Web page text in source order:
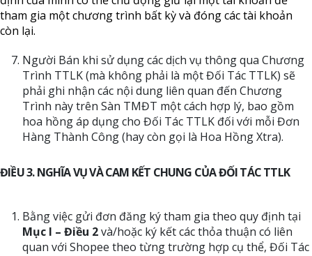
tham gia một chương trình bất kỳ và đóng các tài khoản
còn lại.
Người Bán khi sử dụng các dịch vụ thông qua Chương
Trình TTLK (mà không phải là một Đối Tác TTLK) sẽ
phải ghi nhận các nội dung liên quan đến Chương
Trình này trên Sàn TMĐT một cách hợp lý, bao gồm
hoa hồng áp dụng cho Đối Tác TTLK đối với mỗi Đơn
Hàng Thành Công (hay còn gọi là Hoa Hồng Xtra).
ĐIỀU 3. NGHĨA VỤ VÀ CAM KẾT CHUNG CỦA ĐỐI TÁC TTLK
Bằng việc gửi đơn đăng ký tham gia theo quy định tại
Mục I – Điều 2và/hoặc ký kết các thỏa thuận có liên
quan với Shopee theo từng trường hợp cụ thể, Đối Tác